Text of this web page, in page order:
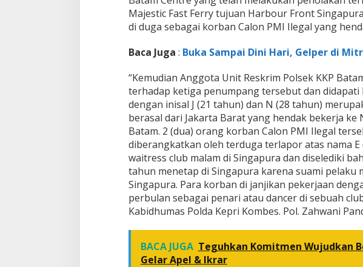
r
o
d
r
a
l
Majestic Fast Ferry tujuan Harbour Front
di duga sebagai korban Calon PMI Ilegal yang
Baca Juga : Buka Sampai Dini Hari, Gelper di
“Kemudian Anggota Unit Reskrim Polsek KKP
terhadap ketiga penumpang tersebut dan didapati
dengan inisal J (21 tahun) dan N (28 tahun)
berasal dari Jakarta Barat yang hendak bekerja ke
Batam. 2 (dua) orang korban Calon PMI Ilegal
diberangkatkan oleh terduga terlapor atas nama
waitress club malam di Singapura dan diselediki
tahun menetap di Singapura karena suami pelaku
Singapura. Para korban di janjikan pekerjaan
perbulan sebagai penari atau dancer di sebuah
Kabidhumas Polda Kepri Kombes. Pol. Zahwani
BACA JUGA Teguhkan Komitmen Wujudkan
Gelar Apel & Ikrar